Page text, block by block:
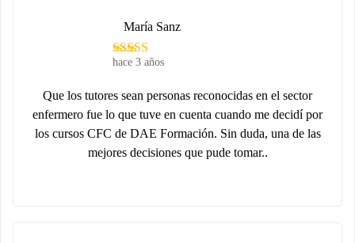
hace 3 años
María Sanz
Que los tutores sean personas reconocidas en el sector
enfermero fue lo que tuve en cuenta cuando me decidí por
los cursos CFC de DAE Formación. Sin duda, una de las
mejores decisiones que pude tomar..